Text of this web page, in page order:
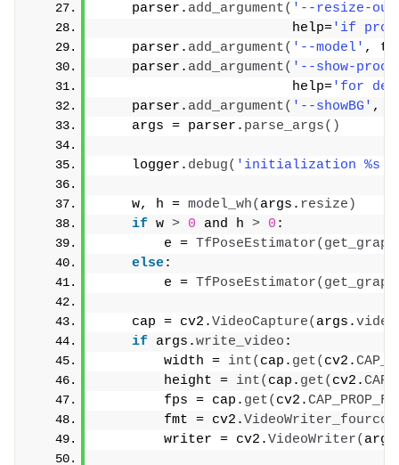
    parser.
add_argument( '--resize-
                        help=
'if
    parser.
add_argument( '--model' ,
    parser.
add_argument( '--show-
                        help=
'for
    parser.
add_argument( '--showBG' ,
    args = parser.
parse_args()
    logger.
debug( 'initialization %s :
    w, h =
model_wh( args. resize )
if w > 0 and h > 0 :
        e =
TfPoseEstimator(
else:
        e =
TfPoseEstimator(
    cap = cv2.
VideoCapture( args.video
if args.write_video :
        width =
int( cap. get( cv2.
        height =
int( cap. get( cv2.
        fps = cap.
get( cv2.
        fmt = cv2.
VideoWriter_fourcc
        writer = cv2.
VideoWriter(